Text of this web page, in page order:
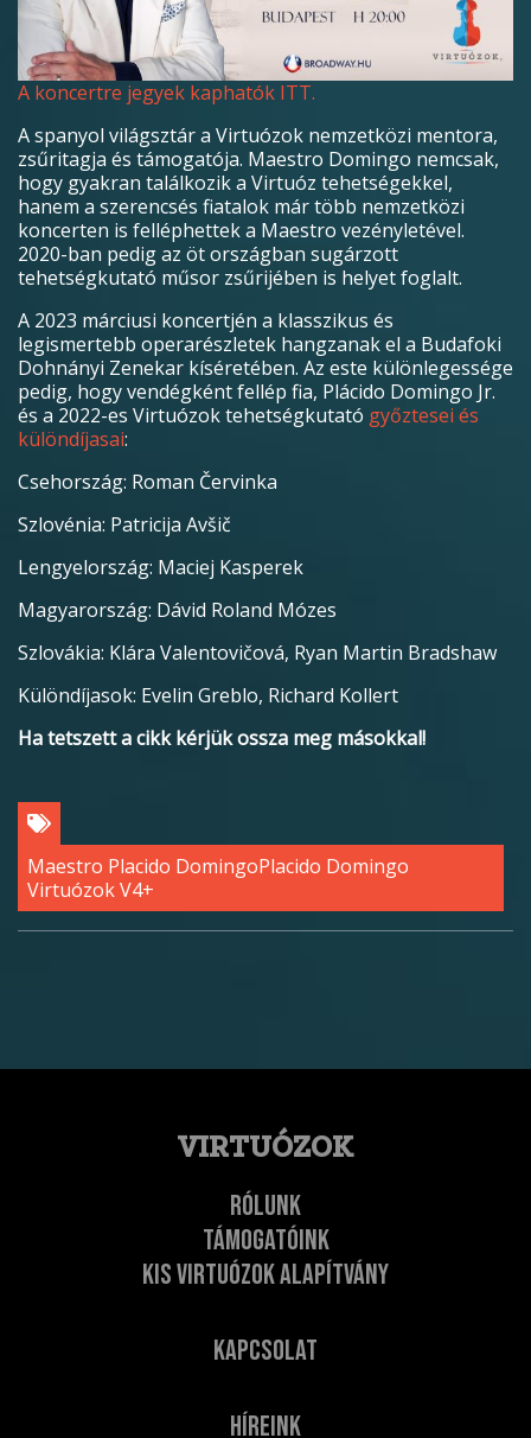
A koncertre jegyek kaphatók ITT.
A spanyol világsztár a Virtuózok nemzetközi mentora,
zsűritagja és támogatója. Maestro Domingo nemcsak,
hogy gyakran találkozik a Virtuóz tehetségekkel,
hanem a szerencsés fiatalok már több nemzetközi
koncerten is felléphettek a Maestro vezényletével.
2020-ban pedig az öt országban sugárzott
tehetségkutató műsor zsűrijében is helyet foglalt.
A 2023 márciusi koncertjén a klasszikus és
legismertebb operarészletek hangzanak el a Budafoki
Dohnányi Zenekar kíséretében. Az este különlegessége
pedig, hogy vendégként fellép fia, Plácido Domingo Jr.
és a 2022-es Virtuózok tehetségkutató győztesei és
különdíjasai:
Csehország: Roman Červinka
Szlovénia: Patricija Avšič
Lengyelország: Maciej Kasperek
Magyarország: Dávid Roland Mózes
Szlovákia: Klára Valentovičová, Ryan Martin Bradshaw
Különdíjasok: Evelin Greblo, Richard Kollert
Ha tetszett a cikk kérjük ossza meg másokkal!
Maestro Placido DomingoPlacido Domingo
Virtuózok V4+
VIRTUÓZOK
Rólunk
Támogatóink
Kis Virtuózok Alapítvány
Kapcsolat
Híreink